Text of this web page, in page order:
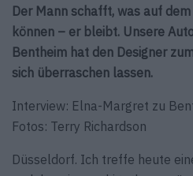
Der Mann schafft, was auf
können – er bleibt. Unsere
Bentheim hat den Designer
sich überraschen lassen.
Interview: Elna-Margret zu
Fotos: Terry Richardson
Düsseldorf. Ich treffe heute